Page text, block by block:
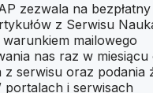
zezwala na bezpłatny
z Serwisu
mailowego
nas raz w miesiącu
z serwisu oraz podania
portalach i serwisach